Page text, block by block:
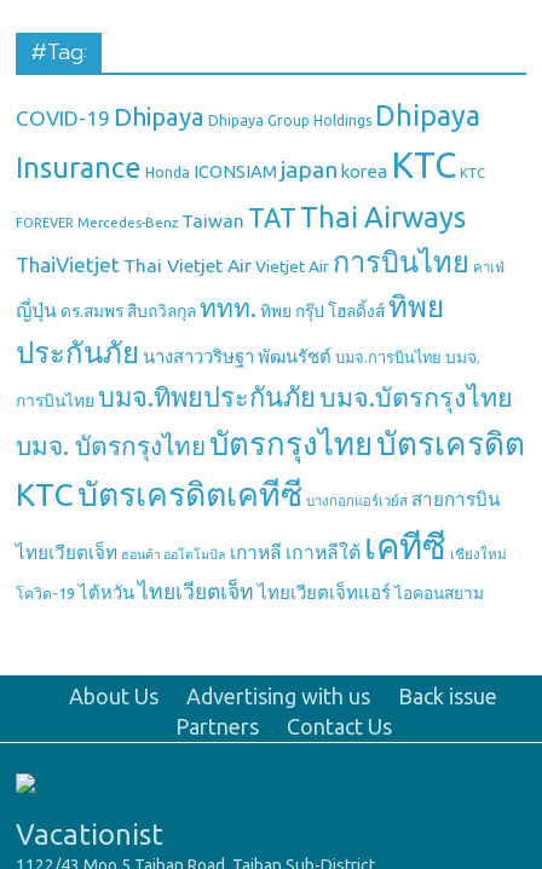
#Tag:
COVID-19 Dhipaya Dhipaya Group Holdings Dhipaya
Insurance Honda ICONSIAM japan korea KTC KTC
FOREVER Mercedes-Benz Taiwan TAT Thai Airways
ThaiVietjet Thai Vietjet Air Vietjet Air การบินไทย คาเฟ่
ญี่ปุ่น ดร.สมพร สืบถวิลกุล ททท. ทิพย กรุ๊ป โฮลดิ้งส์ ทิพย
ประกันภัย นางสาววริษฐา พัฒนรัชต์ บมจ.การบินไทย บมจ.
การบินไทย บมจ.ทิพยประกันภัย บมจ.บัตรกรุงไทย
บมจ. บัตรกรุงไทย บัตรกรุงไทย บัตรเครดิต
KTCบัตรเครดิตเคทีซี บางกอกแอร์เวย์ส สายการบิน
ไทยเวียตเจ็ท ฮอนด้า ออโตโมบิล เกาหลี เกาหลีใต้ เคทีซี เชียงใหม่
โควิด-19 ไต้หวัน ไทยเวียตเจ็ท ไทยเวียตเจ็ทแอร์ ไอคอนสยาม
About Us Advertising with us
Back issue
Partners
Contact Us
Vacationist